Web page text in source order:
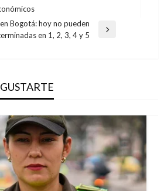
Bogotá: hoy no pueden
en 1, 2, 3, 4 y 5